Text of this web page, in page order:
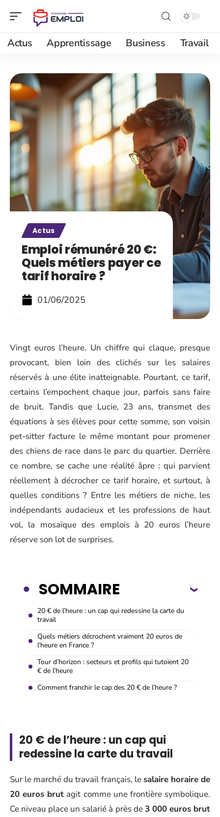
Actus Apprentissage Business Travail
Actus
Emploi rémunéré 20 €:
Quels métiers payer ce
tarif horaire ?
01/06/2025
Vingt euros l’heure. Un chiffre qui claque, presque
provocant, bien loin des clichés sur les salaires
réservés à une élite inatteignable. Pourtant, ce tarif,
certains l’empochent chaque jour, parfois sans faire
de bruit. Tandis que Lucie, 23 ans, transmet des
équations à ses élèves pour cette somme, son voisin
pet-sitter facture le même montant pour promener
des chiens de race dans le parc du quartier. Derrière
ce nombre, se cache une réalité âpre : qui parvient
réellement à décrocher ce tarif horaire, et surtout, à
quelles conditions ? Entre les métiers de niche, les
indépendants audacieux et les professions de haut
vol, la mosaïque des emplois à 20 euros l’heure
réserve son lot de surprises.
SOMMAIRE
20 € de l’heure : un cap qui redessine la carte du
travail
Quels métiers décrochent vraiment 20 euros de
l’heure en France ?
Tour d’horizon : secteurs et profils qui tutoient 20
€ de l’heure
Comment franchir le cap des 20 € de l’heure ?
20 € de l’heure : un cap qui
redessine la carte du travail
Sur le marché du travail français, le salaire horaire de
20 euros brut agit comme une frontière symbolique.
Ce niveau place un salarié à près de3 000 euros brut